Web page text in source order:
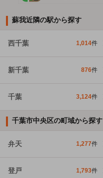
蘇我近隣の駅から探す
西千葉 1,014件
新千葉 876件
千葉 3,124件
千葉市中央区の町域から探す
弁天 1,277件
登戸 1,793件